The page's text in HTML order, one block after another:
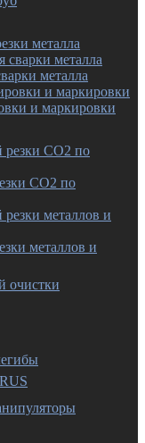
металла
металла
и маркировки
CO2 по
металлов и
очистки